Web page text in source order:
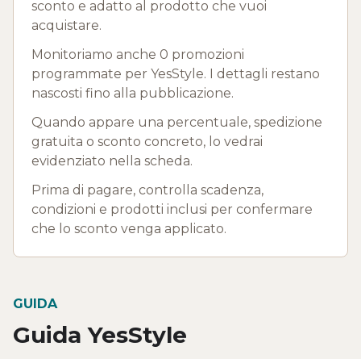
sconto e adatto al prodotto che vuoi
acquistare.
Monitoriamo anche 0 promozioni
programmate per YesStyle. I dettagli restano
nascosti fino alla pubblicazione.
Quando appare una percentuale, spedizione
gratuita o sconto concreto, lo vedrai
evidenziato nella scheda.
Prima di pagare, controlla scadenza,
condizioni e prodotti inclusi per confermare
che lo sconto venga applicato.
GUIDA
Guida YesStyle